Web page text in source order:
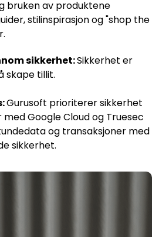
bruken av produktene
stilinspirasjon og "shop the
sikkerhet:Sikkerhet er
skape tillit.
Gurusoft prioriterer sikkerhet
Google Cloud og Truesec
og transaksjoner med
sikkerhet.